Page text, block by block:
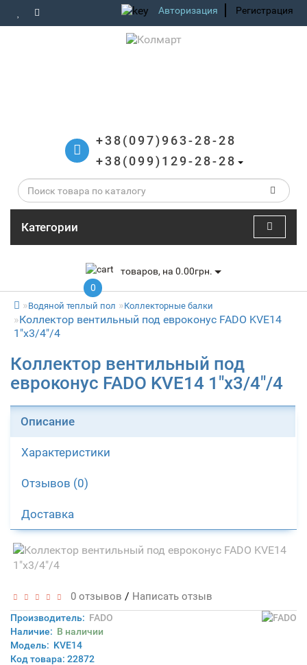
Авторизация Регистрация
+38(097)963-28-28
+38(099)129-28-28
Категории
0
товаров, на 0.00грн.
Водяной теплый пол Коллекторные балки
Коллектор вентильный под евроконус FADO KVE14
1"x3/4"/4
Коллектор вентильный под
евроконус FADO KVE14 1"x3/4"/4
Описание
Характеристики
Отзывов (0)
Доставка
0 отзывов / Написать отзыв
Производитель: FADO
Наличие: В наличии
Модель: KVE14
Код товара: 22872